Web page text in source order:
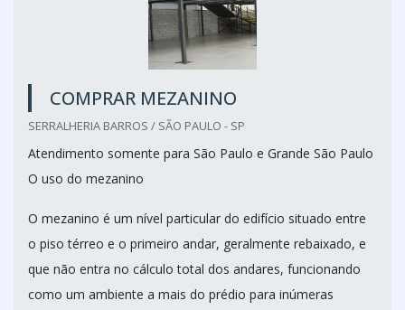
COMPRAR MEZANINO
SERRALHERIA BARROS / SÃO PAULO - SP
Atendimento somente para São Paulo e Grande São Paulo
O uso do mezanino
O mezanino é um nível particular do edifício situado entre
o piso térreo e o primeiro andar, geralmente rebaixado, e
que não entra no cálculo total dos andares, funcionando
como um ambiente a mais do prédio para inúmeras